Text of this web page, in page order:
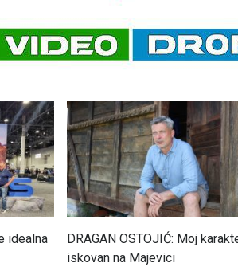
idealna
DRAGAN OSTOJIĆ: Moj
iskovan na Majevici